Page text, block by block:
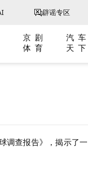
辟谣专区
京 剧 汽 车
体 育 天 下
调查报告》，揭示了一